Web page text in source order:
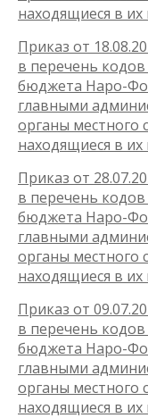
находящиеся в
Приказ от
в перечень
бюджета Наро-
главными
органы местного
находящиеся в
Приказ от
в перечень
бюджета Наро-
главными
органы местного
находящиеся в
Приказ от
в перечень
бюджета Наро-
главными
органы местного
находящиеся в